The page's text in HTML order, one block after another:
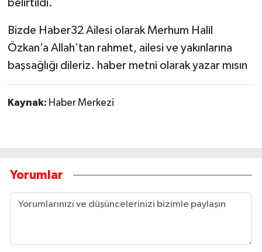
belirtildi.
Bizde Haber32 Ailesi olarak Merhum Halil
Özkan’a Allah’tan rahmet, ailesi ve yakınlarına
başsağlığı dileriz. haber metni olarak yazar mısın
Kaynak: Haber Merkezi
Yorumlar